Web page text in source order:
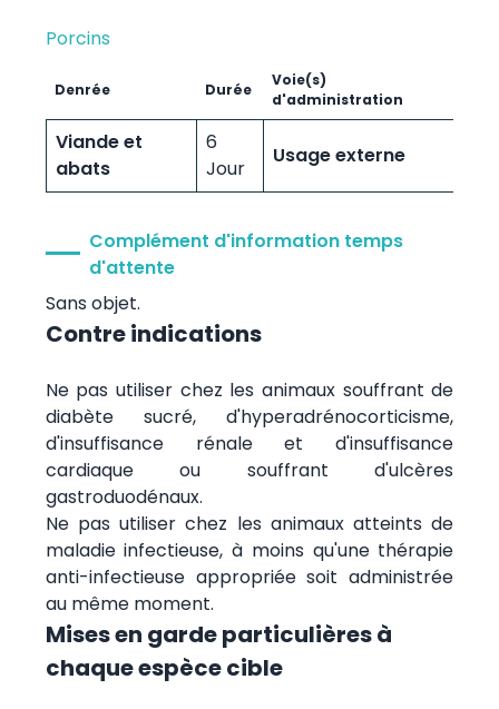
Porcins
Denrée Durée
Voie(s)
d'administration
Viande et
abats
6
Jour
Usage externe
Complément d'information temps
d'attente
Sans objet.
Contre indications
Ne pas utiliser chez les animaux souffrant de
diabète sucré, d'hyperadrénocorticisme,
d'insuffisance rénale et d'insuffisance
cardiaque ou souffrant d'ulcères
gastroduodénaux.
Ne pas utiliser chez les animaux atteints de
maladie infectieuse, à moins qu'une thérapie
anti-infectieuse appropriée soit administrée
au même moment.
Mises en garde particulières à
chaque espèce cible